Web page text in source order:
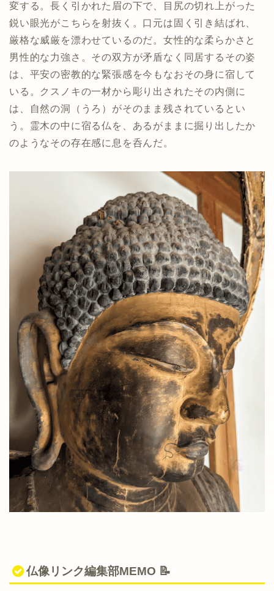
変する。長く引かれた眉の下で、目尻の切れ上がった
鋭い眼光がこちらを射抜く。口元は固く引き結ばれ、
厳格な威厳を漂わせているのだ。女性的な柔らかさと
男性的な力強さ。その双方が矛盾なく同居するその姿
は、平安の密教的な緊張感を今もなおその身に宿して
いる。クスノキの一材から彫り出されたその内側に
は、自然の洞（うろ）がそのまま残されているとい
う。霊木の中に宿る仏を、あるがままに掘り出したか
のようなその存在感に息を呑んだ。
仏像リンク編集部MEMO 📝